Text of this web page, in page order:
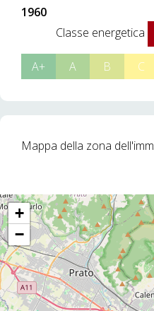
1960
Classe energetica
A+ A B C
Mappa della zona
+
−